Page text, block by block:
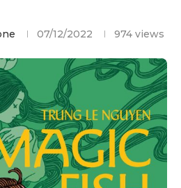
07/12/2022 974 views